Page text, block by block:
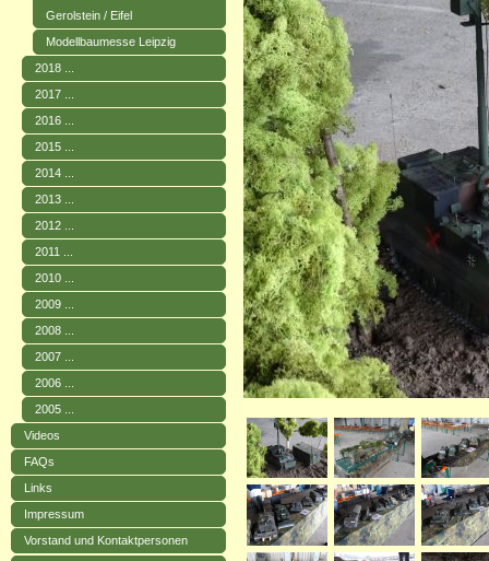
Gerolstein / Eifel
Modellbaumesse Leipzig
2018 ...
2017 ...
2016 ...
2015 ...
2014 ...
2013 ...
2012 ...
2011 ...
2010 ...
2009 ...
2008 ...
2007 ...
2006 ...
2005 ...
Videos
FAQs
Links
Impressum
Vorstand und Kontaktpersonen